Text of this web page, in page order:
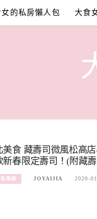
女的私房懶人包 大食
美食 藏壽司微風松高
新春限定壽司！(附藏
南線 JOYAIJIA 2020-